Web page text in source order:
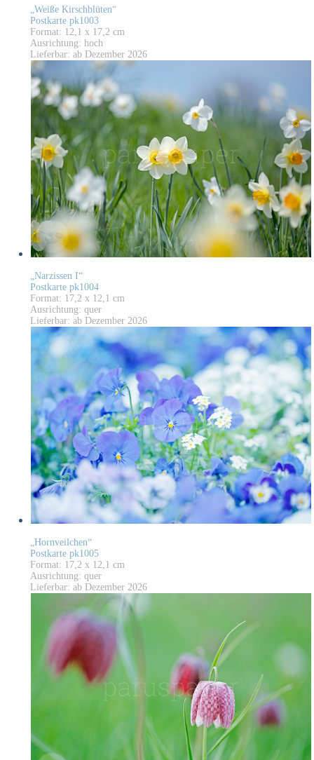
„Weiße Kirschblüten“
Postkarte pk1003
Format: 12,1 x 17,2 cm
Ausrichtung: hoch
Lieferbar: ab Dezember 2026
„Narzissen I“
Postkarte pk1004
Format: 17,2 x 12,1 cm
Ausrichtung: quer
Lieferbar: ab Dezember 2026
„Hornveilchen“
Postkarte pk1005
Format: 17,2 x 12,1 cm
Ausrichtung: quer
Lieferbar: ab Dezember 2026